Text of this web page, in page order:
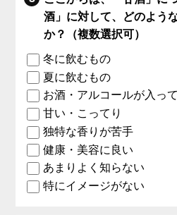
酒」に対して、どのよう
か？（複数選択可）
冬に飲むもの
夏に飲むもの
お酒・アルコールが入っ
甘い・こってり
独特な香りが苦手
健康・美容に良い
あまりよく知らない
特にイメージがない